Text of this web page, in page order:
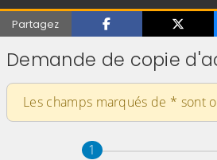
Partagez
Demande de copie
Les champs marqués de * sont
Étape
1 sur 2